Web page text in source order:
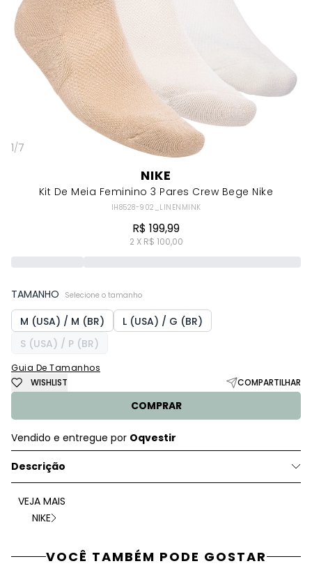
1/7
NIKE
Kit De Meia Feminino 3 Pares Crew Bege Nike
IH8528-902_LINENMINK
R$ 199,99
2 X R$ 100,00
TAMANHO Selecione o tamanho
M (USA) / M (BR)
L (USA) / G (BR)
S (USA) / P (BR)
COMPRAR
WISHLIST COMPARTILHAR
Guia De Tamanhos
Vendido e entregue por Oqvestir
Descrição
VEJA MAIS
NIKE
VOCÊ TAMBÉM PODE GOSTAR